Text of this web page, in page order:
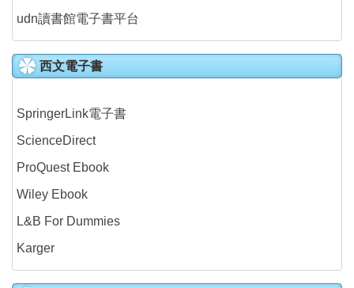
udn讀書館電子書平台
西文電子書
SpringerLink電子書
ScienceDirect
ProQuest Ebook
Wiley Ebook
L&B For Dummies
Karger